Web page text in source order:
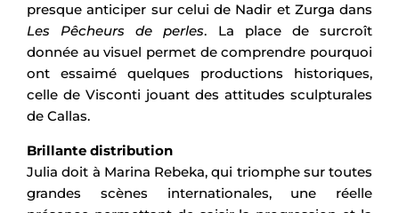
presque anticiper sur celui de Nadir et Zurga dans
Les Pêcheurs de perles. La place de surcroît
donnée au visuel permet de comprendre pourquoi
ont essaimé quelques productions historiques,
celle de Visconti jouant des attitudes sculpturales
de Callas.
Brillante distribution
Julia doit à Marina Rebeka, qui triomphe sur toutes
grandes scènes internationales, une réelle